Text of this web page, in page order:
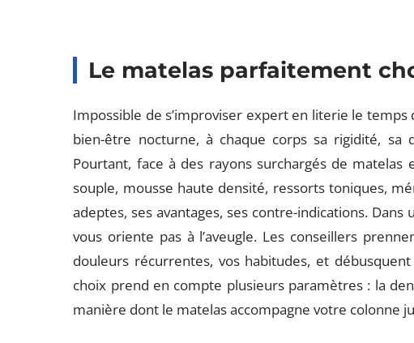
Le matelas parfaitement
Impossible de s’improviser expert en literie le temps
bien-être nocturne, à chaque corps sa rigidité, sa
Pourtant, face à des rayons surchargés de matelas
souple, mousse haute densité, ressorts toniques,
adeptes, ses avantages, ses contre-indications. Dans
vous oriente pas à l’aveugle. Les conseillers
douleurs récurrentes, vos habitudes, et
choix prend en compte plusieurs paramètres : la
manière dont le matelas accompagne votre colonne